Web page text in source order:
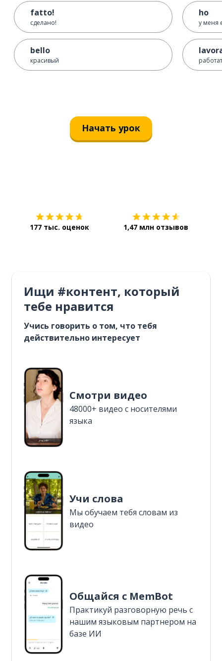
fatto!
сделано!
bello
красивый
ho
у меня
Начать урок
177 тыс. оценок 1,47 млн отзывов
Ищи #контент, который
тебе нравится
Учись говорить о том, что тебя
действительно интересует
Смотри видео
48000+ видео с носителями
языка
Учи слова
Мы обучаем тебя словам из
видео
Общайся с MemBot
Практикуй разговорную речь с
нашим языковым партнером на
базе ИИ